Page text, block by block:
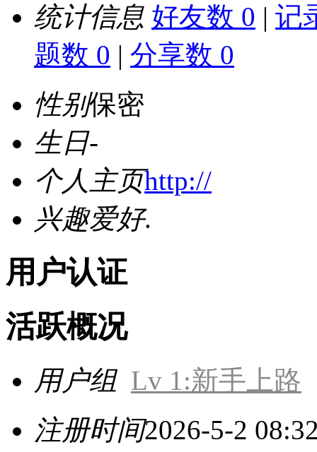
统计信息 好友数 0 | 记
题数 0 | 分享数 0
性别保密
生日-
个人主页http://
兴趣爱好.
用户认证
活跃概况
用户组 Lv 1:新手上路
注册时间2026-5-2